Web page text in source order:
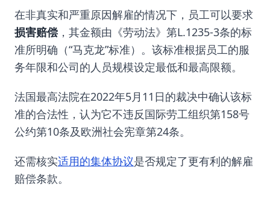
在非真实和严重原因解雇的情况下，员工可以要求
损害赔偿 ，其金额由《劳动法》第L.1235-3条的标
准所明确（“马克龙”标准）。该标准根据员工的服
务年限和公司的人员规模设定最低和最高限额。
法国最高法院在2022年5月11日的裁决中确认该标
准的合法性，认为它不违反国际劳工组织第158号
公约第10条及欧洲社会宪章第24条。
还需核实适用的集体协议是否规定了更有利的解雇
赔偿条款。